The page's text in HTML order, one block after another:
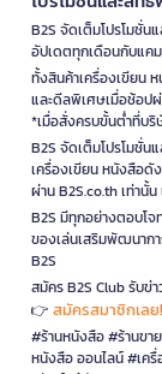
B2S จัดเต็มโปรโมชั่น
อัปเดตทุกเดือนกับแค
ทั้งสินค้าเครื่องเขียน
และดีลพิเศษเมื่อช้อป
*เมื่อสั่งครบขั้นต่ำที่บริ
B2S จัดเต็มโปรโมชั่น
เครื่องเขียน หนังสือ
ผ่าน B2S.co.th เท่านั้
B2S มีทุกอย่างตอบโจ
ของเล่นเสริมพัฒนาก
B2S
สมัคร B2S Club รับข่
👉 สมัครสมาชิกเลย!
#ร้านหนังสือ #ร้านขา
หนังสือ ออนไลน์ #เค